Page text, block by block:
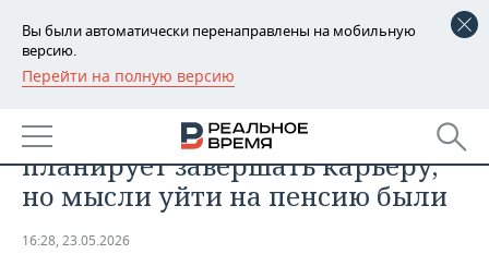
Вы были автоматически перенаправлены на мобильную
версию.
Перейти на полную версию
РЕГИОНЫ
БАШКОРТОСТАН
ТАТАРСТАН
НОВОСТИ
АНАЛИТИКА
Газманов заявил, что еще не
планирует завершать карьеру,
но мысли уйти на пенсию были
16:28, 23.05.2026